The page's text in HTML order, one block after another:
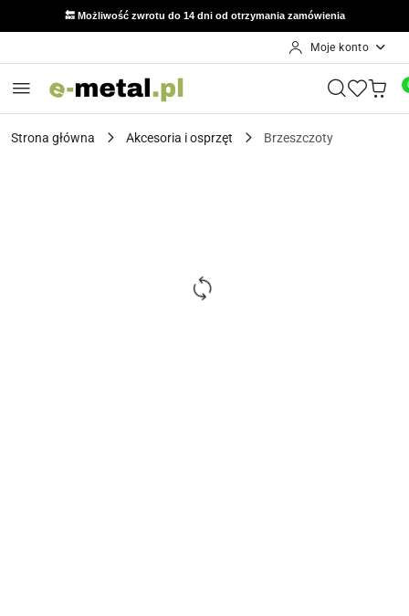
🔙 Możliwość zwrotu do 14 dni od otrzymania zamówienia
Moje konto
Strona główna Akcesoria i osprzęt Brzeszczoty